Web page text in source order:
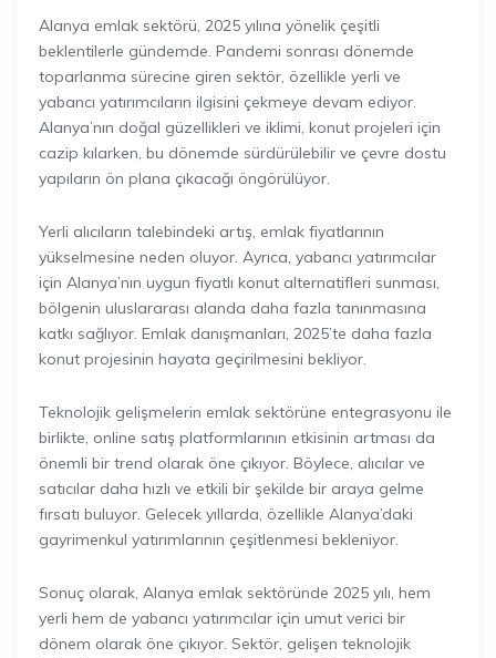
Alanya emlak sektörü, 2025 yılına yönelik çeşitli
beklentilerle gündemde. Pandemi sonrası dönemde
toparlanma sürecine giren sektör, özellikle yerli ve
yabancı yatırımcıların ilgisini çekmeye devam ediyor.
Alanya’nın doğal güzellikleri ve iklimi, konut projeleri için
cazip kılarken, bu dönemde sürdürülebilir ve çevre dostu
yapıların ön plana çıkacağı öngörülüyor.
Yerli alıcıların talebindeki artış, emlak fiyatlarının
yükselmesine neden oluyor. Ayrıca, yabancı yatırımcılar
için Alanya’nın uygun fiyatlı konut alternatifleri sunması,
bölgenin uluslararası alanda daha fazla tanınmasına
katkı sağlıyor. Emlak danışmanları, 2025’te daha fazla
konut projesinin hayata geçirilmesini bekliyor.
Teknolojik gelişmelerin emlak sektörüne entegrasyonu ile
birlikte, online satış platformlarının etkisinin artması da
önemli bir trend olarak öne çıkıyor. Böylece, alıcılar ve
satıcılar daha hızlı ve etkili bir şekilde bir araya gelme
fırsatı buluyor. Gelecek yıllarda, özellikle Alanya’daki
gayrimenkul yatırımlarının çeşitlenmesi bekleniyor.
Sonuç olarak, Alanya emlak sektöründe 2025 yılı, hem
yerli hem de yabancı yatırımcılar için umut verici bir
dönem olarak öne çıkıyor. Sektör, gelişen teknolojik